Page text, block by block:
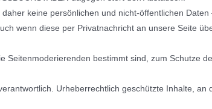
keine persönlichen und nicht-öffentlichen Daten
wenn diese per Privatnachricht an unsere Seite
Seitenmoderierenden bestimmt sind, zum Schutze
Urheberrechtlich geschützte Inhalte, an